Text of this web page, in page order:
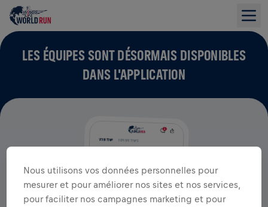
LES ÉQUIPES SONT DÉSORMAIS DISPONIBLES
DANS L'APPLICATION
Nous utilisons vos données personnelles pour
mesurer et pour améliorer nos sites et nos services,
pour faciliter nos campagnes marketing et pour